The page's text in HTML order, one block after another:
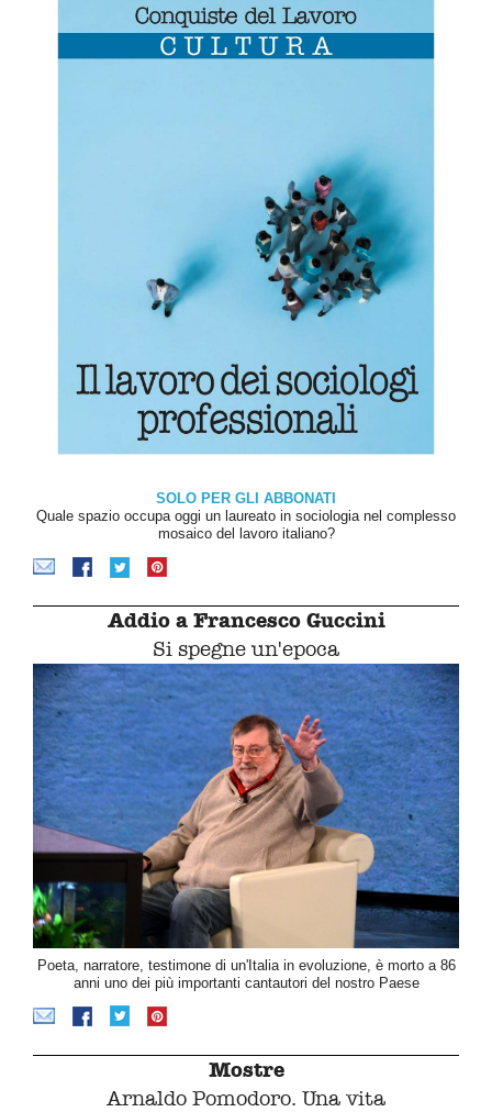
SOLO PER GLI ABBONATI
Quale spazio occupa oggi un laureato in sociologia nel complesso
mosaico del lavoro italiano?
Addio a Francesco Guccini
Si spegne un'epoca
Poeta, narratore, testimone di un'Italia in evoluzione, è morto a 86
anni uno dei più importanti cantautori del nostro Paese
Mostre
Arnaldo Pomodoro. Una vita